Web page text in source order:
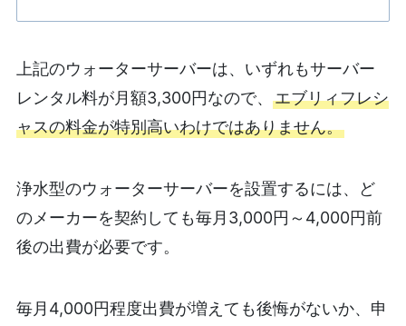
上記のウォーターサーバーは、いずれもサーバー
レンタル料が月額3,300円なので、 エブリィフレシ
ャスの料金が特別高いわけではありません。
浄水型のウォーターサーバーを設置するには、ど
のメーカーを契約しても毎月3,000円～4,000円前
後の出費が必要です。
毎月4,000円程度出費が増えても後悔がないか、申